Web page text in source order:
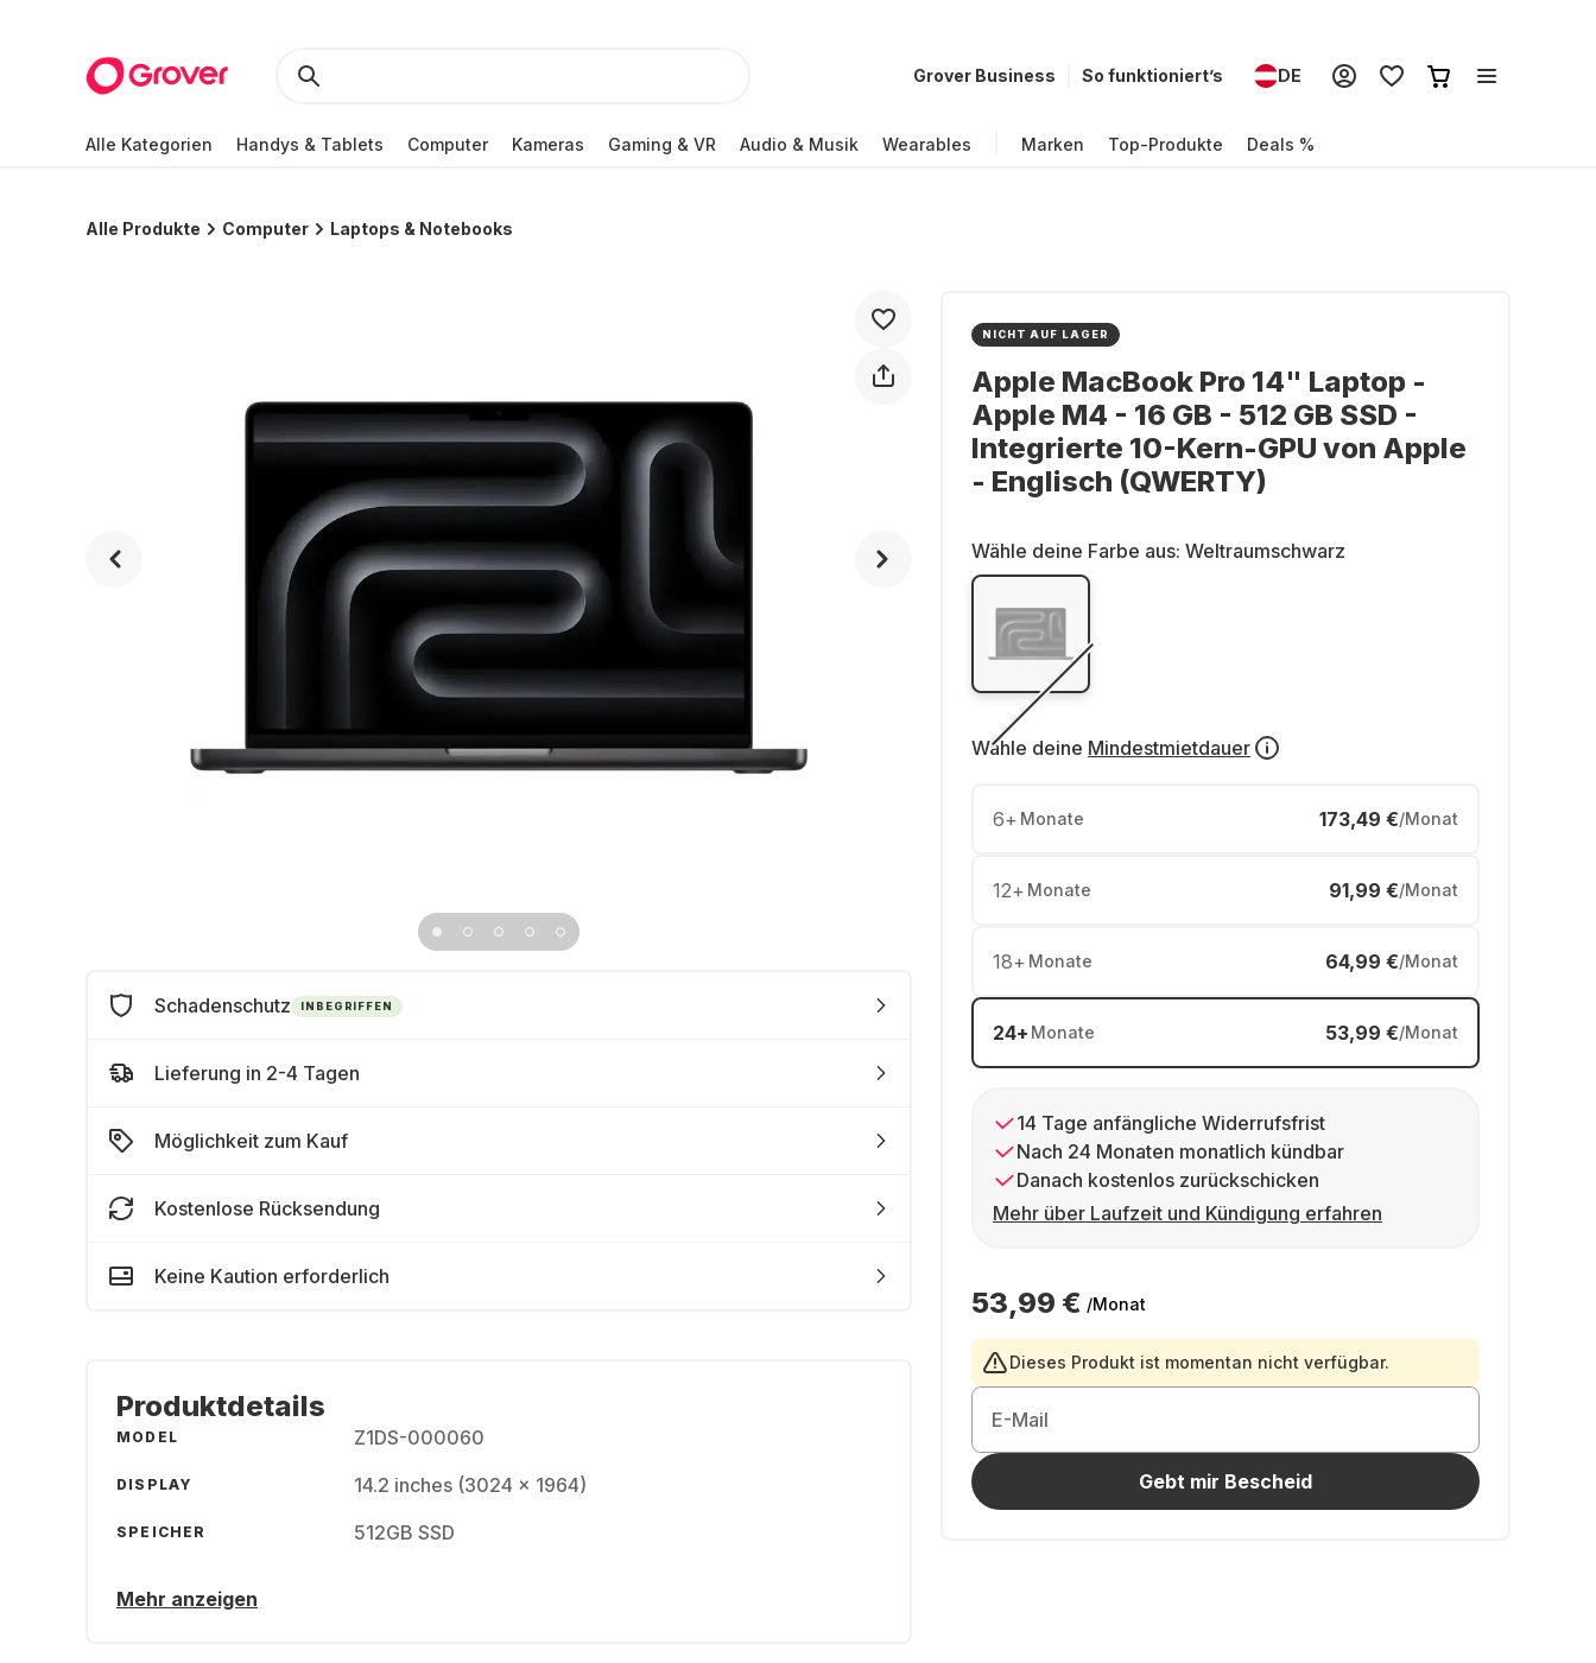
Grover Business So funktioniert’s DE
Alle Kategorien Handys & Tablets Computer Kameras Gaming & VR Audio & Musik Wearables Marken Top-Produkte Deals %
Alle Produkte Computer Laptops & Notebooks
NICHT AUF LAGER
Apple MacBook Pro 14" Laptop -
Apple M4 - 16 GB - 512 GB SSD -
Integrierte 10-Kern-GPU von Apple
- Englisch (QWERTY)
Wähle deine Farbe aus: Weltraumschwarz
Wähle deine Mindestmietdauer
6+ Monate 173,49 €/Monat
12+ Monate 91,99 €/Monat
18+ Monate 64,99 €/Monat
24+ Monate 53,99 €/Monat
14 Tage anfängliche Widerrufsfrist
Nach 24 Monaten monatlich kündbar
Danach kostenlos zurückschicken
Mehr über Laufzeit und Kündigung erfahren
53,99 € /Monat
Dieses Produkt ist momentan nicht verfügbar.
E-Mail
Gebt mir Bescheid
Schadenschutz INBEGRIFFEN
Lieferung in 2-4 Tagen
Möglichkeit zum Kauf
Kostenlose Rücksendung
Keine Kaution erforderlich
Produktdetails
MODEL Z1DS-000060
DISPLAY 14.2 inches (3024 x 1964)
SPEICHER 512GB SSD
Mehr anzeigen